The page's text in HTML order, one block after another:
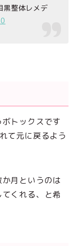
整体レメデ
トックスです
て元に戻るよう
月というのは
くれる、と希